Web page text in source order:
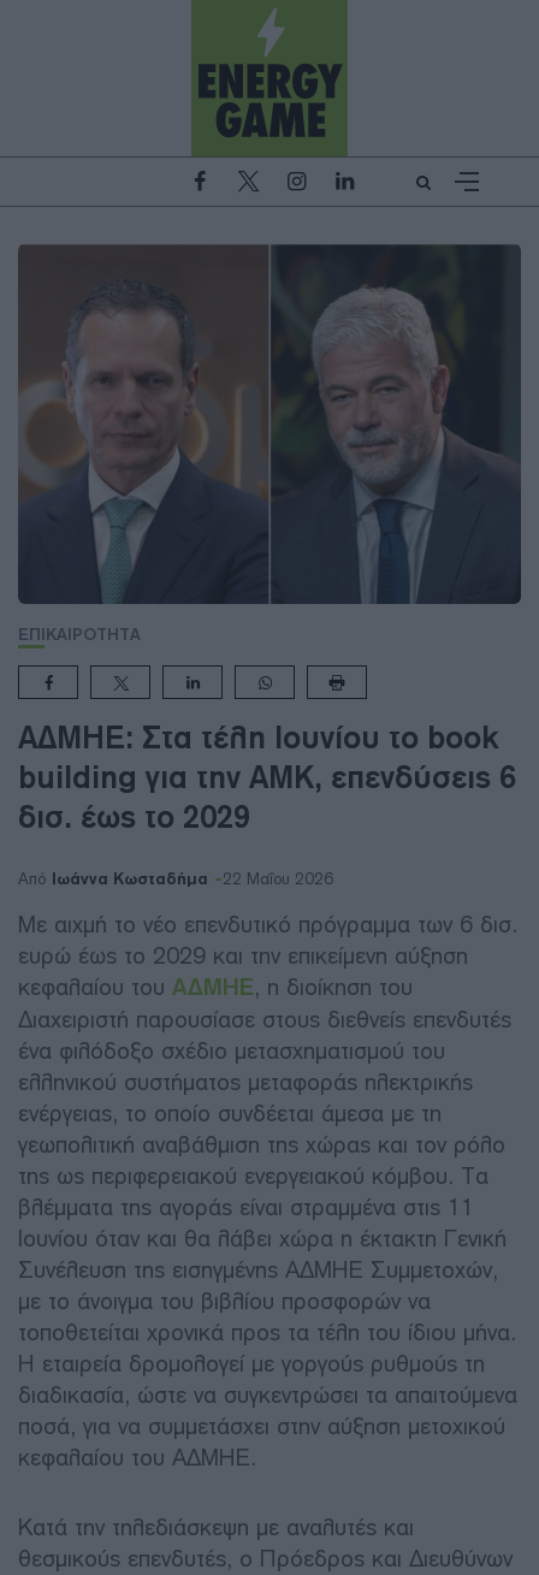
ΕΠΙΚΑΙΡΟΤΗΤΑ
ΑΔΜΗΕ: Στα τέλη Ιουνίου το book
building για την ΑΜΚ, επενδύσεις 6
δισ. έως το 2029
Από Ιωάννα Κωσταδήμα 22 Μαΐου 2026
Με αιχμή το νέο επενδυτικό πρόγραμμα των 6 δισ.
ευρώ έως το 2029 και την επικείμενη αύξηση
κεφαλαίου του ΑΔΜΗΕ, η διοίκηση του
Διαχειριστή παρουσίασε στους διεθνείς επενδυτές
ένα φιλόδοξο σχέδιο μετασχηματισμού του
ελληνικού συστήματος μεταφοράς ηλεκτρικής
ενέργειας, το οποίο συνδέεται άμεσα με τη
γεωπολιτική αναβάθμιση της χώρας και τον ρόλο
της ως περιφερειακού ενεργειακού κόμβου. Τα
βλέμματα της αγοράς είναι στραμμένα στις 11
Ιουνίου όταν και θα λάβει χώρα η έκτακτη Γενική
Συνέλευση της εισηγμένης ΑΔΜΗΕ Συμμετοχών,
με το άνοιγμα του βιβλίου προσφορών να
τοποθετείται χρονικά προς τα τέλη του ίδιου μήνα.
Η εταιρεία δρομολογεί με γοργούς ρυθμούς τη
διαδικασία, ώστε να συγκεντρώσει τα απαιτούμενα
ποσά, για να συμμετάσχει στην αύξηση μετοχικού
κεφαλαίου του ΑΔΜΗΕ.
Κατά την τηλεδιάσκεψη με αναλυτές και
θεσμικούς επενδυτές, ο Πρόεδρος και Διευθύνων